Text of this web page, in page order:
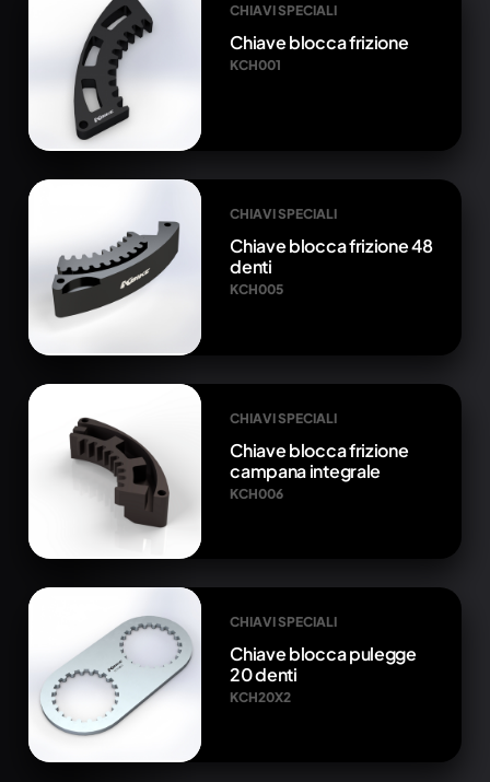
CHIAVI SPECIALI
Chiave blocca frizione
KCH001
CHIAVI SPECIALI
Chiave blocca frizione 48
denti
KCH005
CHIAVI SPECIALI
Chiave blocca frizione
campana integrale
KCH006
CHIAVI SPECIALI
Chiave blocca pulegge
20 denti
KCH20X2